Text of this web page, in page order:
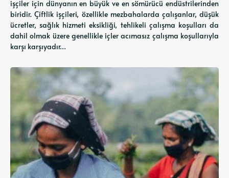
işçiler için dünyanın en büyük ve en sömürücü endüstrilerinden
biridir. Çiftlik işçileri, özellikle mezbahalarda çalışanlar, düşük
ücretler, sağlık hizmeti eksikliği, tehlikeli çalışma koşulları da
dahil olmak üzere genellikle içler acımasız çalışma koşullarıyla
karşı karşıyadır…